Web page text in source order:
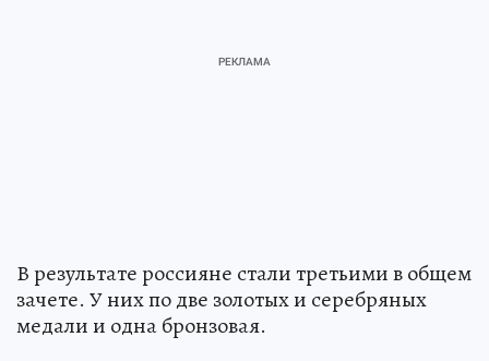
В результате россияне стали третьими в общем
зачете. У них по две золотых и серебряных
медали и одна бронзовая.